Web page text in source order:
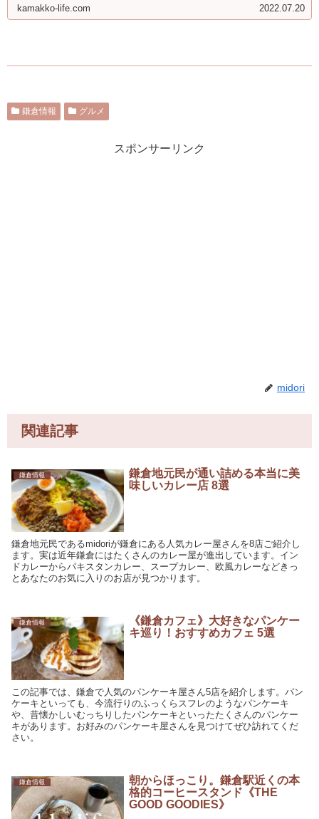
kamakko-life.com 2022.07.20
鎌倉情報 グルメ
スポンサーリンク
midori
関連記事
鎌倉情報
鎌倉地元民が通い詰める本当に美
味しいカレー店 8選
鎌倉地元民であるmidoriが鎌倉にある人気カレー屋さんを8店ご紹介し
ます。実は近年鎌倉にはたくさんのカレー屋が進出しています。イン
ドカレーからパキスタンカレー、スープカレー、欧風カレーなどきっ
とあなたのお気に入りのお店が見つかります。
鎌倉情報
《鎌倉カフェ》大好きなパンケー
キ巡り！おすすめカフェ 5選
この記事では、鎌倉で人気のパンケーキ屋さん5店を紹介します。パン
ケーキといっても、今流行りのふっくらスフレのようなパンケーキ
や、昔懐かしいむっちりしたパンケーキといったたくさんのパンケー
キがあります。お好みのパンケーキ屋さんを見つけてぜひ訪れてくだ
さい。
鎌倉情報
朝からほっこり。鎌倉駅近くの本
格的コーヒースタンド《THE
GOOD GOODIES》